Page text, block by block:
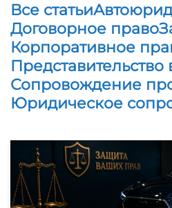
Все статьи
Договорное право
Корпоративное
Представительство
Сопровождение
Юридическое